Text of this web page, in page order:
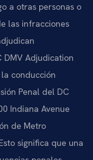
a otras personas o
las infracciones
DMV Adjudication
conducción
Penal del DC
Indiana Avenue
de Metro
significa que una